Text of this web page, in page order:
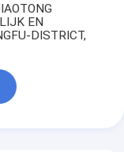
EN
DISTRICT,